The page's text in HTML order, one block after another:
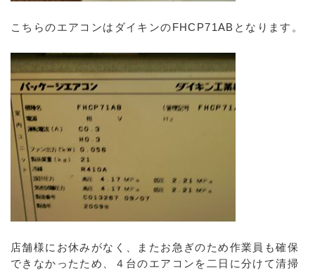
こちらのエアコンはダイキンのFHCP71ABとなります。
店舗様にお休みがなく、またお急ぎのため作業員も確保
できなかったため、４台のエアコンを二日に分けて清掃